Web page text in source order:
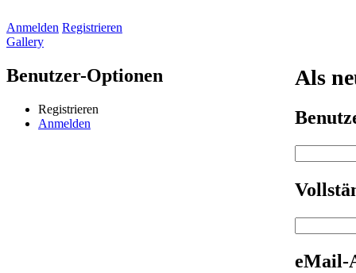
Anmelden Registrieren
Gallery
Benutzer-Optionen
Registrieren
Anmelden
Als
eMail-